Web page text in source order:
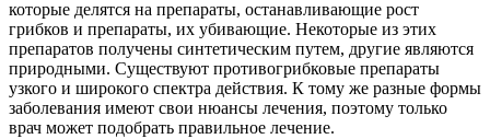
которые делятся на препараты, останавливающие рост
грибков и препараты, их убивающие. Некоторые из этих
препаратов получены синтетическим путем, другие являются
природными. Существуют противогрибковые препараты
узкого и широкого спектра действия. К тому же разные формы
заболевания имеют свои нюансы лечения, поэтому только
врач может подобрать правильное лечение.